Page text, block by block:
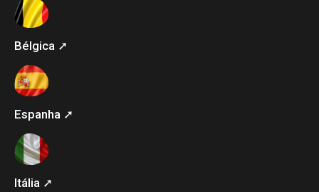
Bélgica ➚
Espanha ➚
Itália ➚